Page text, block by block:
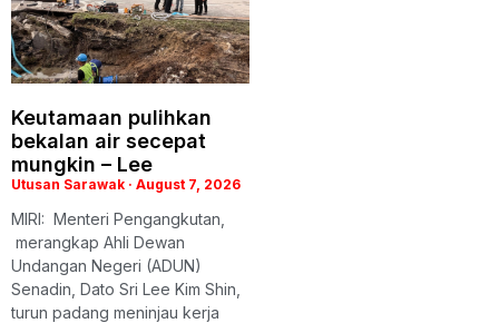
Keutamaan pulihkan
bekalan air secepat
mungkin – Lee
Utusan Sarawak August 7, 2026
MIRI: Menteri Pengangkutan,
merangkap Ahli Dewan
Undangan Negeri (ADUN)
Senadin, Dato Sri Lee Kim Shin,
turun padang meninjau kerja